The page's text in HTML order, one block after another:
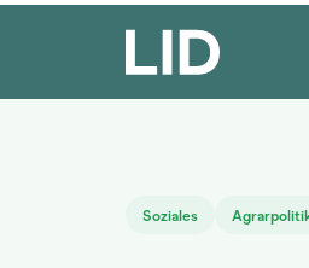
Soziales